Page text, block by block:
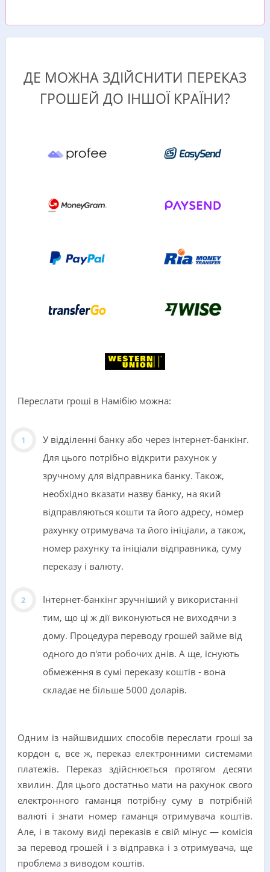
ДЕ МОЖНА ЗДІЙСНИТИ ПЕРЕКАЗ
ГРОШЕЙ ДО ІНШОЇ КРАЇНИ?
Переслати гроші в Намібію можна:
У відділенні банку або через інтернет-банкінг.
Для цього потрібно відкрити рахунок у
зручному для відправника банку. Також,
необхідно вказати назву банку, на який
відправляються кошти та його адресу, номер
рахунку отримувача та його ініціали, а також,
номер рахунку та ініціали відправника, суму
переказу і валюту.
Інтернет-банкінг зручніший у використанні
тим, що ці ж дії виконуються не виходячи з
дому. Процедура переводу грошей займе від
одного до п'яти робочих днів. А ще, існують
обмеження в сумі переказу коштів - вона
складає не більше 5000 доларів.
Одним із найшвидших способів переслати гроші за
кордон є, все ж, переказ електронними системами
платежів. Переказ здійснюється протягом десяти
хвилин. Для цього достатньо мати на рахунок свого
електронного гаманця потрібну суму в потрібній
валюті і знати номер гаманця отримувача коштів.
Але, і в такому виді переказів є свій мінус — комісія
за перевод грошей і з відправка і з отримувача, ще
проблема з виводом коштів.